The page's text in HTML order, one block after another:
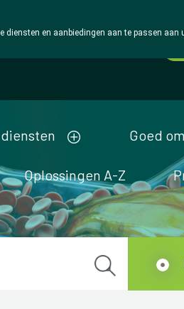
Goed
Oplossingen A-Z
en aanbiedingen aan te passen